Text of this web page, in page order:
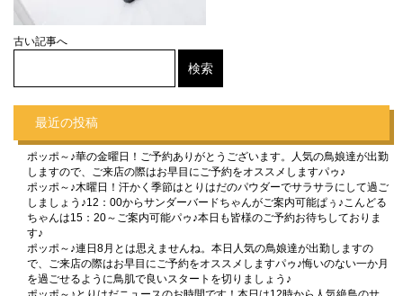
古い記事へ
最近の投稿
ポッポ～♪華の金曜日！ご予約ありがとうございます。人気の鳥娘達が出勤
しますので、ご来店の際はお早目にご予約をオススメしますパゥ♪
ポッポ～♪木曜日！汗かく季節はとりはだのパウダーでサラサラにして過ご
しましょう♪12：00からサンダーバードちゃんがご案内可能ぱぅ♪こんどる
ちゃんは15：20～ご案内可能パゥ♪本日も皆様のご予約お待ちしておりま
す♪
ポッポ～♪連日8月とは思えませんね。本日人気の鳥娘達が出勤しますの
で、ご来店の際はお早目にご予約をオススメしますパゥ♪悔いのない一か月
を過ごせるように鳥肌で良いスタートを切りましょう♪